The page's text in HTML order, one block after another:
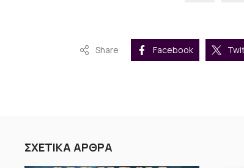
Share Facebook
ΣΧΕΤΙΚΑ ΑΡΘΡΑ